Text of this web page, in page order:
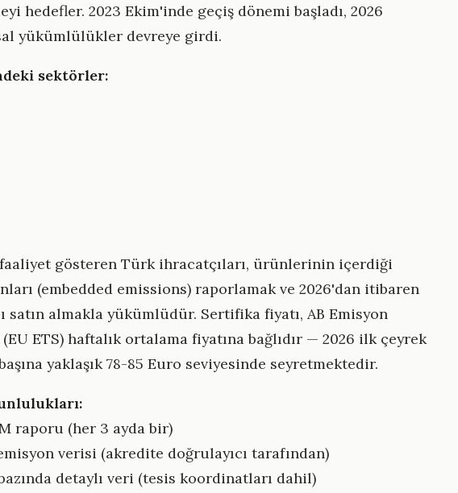
hedefler. 2023 Ekim'inde geçiş dönemi başladı, 2026
yükümlülükler devreye girdi.
sektörler:
gösteren Türk ihracatçıları, ürünlerinin içerdiği
(embedded emissions) raporlamak ve 2026'dan itibaren
satın almakla yükümlüdür. Sertifika fiyatı, AB Emisyon
ETS) haftalık ortalama fiyatına bağlıdır — 2026 ilk çeyrek
yaklaşık 78-85 Euro seviyesinde seyretmektedir.
raporu (her 3 ayda bir)
verisi (akredite doğrulayıcı tarafından)
detaylı veri (tesis koordinatları dahil)